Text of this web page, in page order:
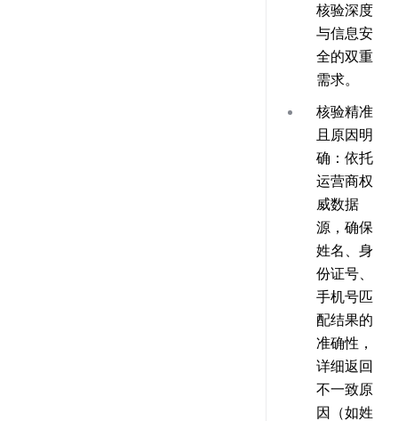
核验深度
与信息安
全的双重
需求。
核验精准
且原因明
确 ：依托
运营商权
威数据
源，确保
姓名、身
份证号、
手机号匹
配结果的
准确性，
详细返回
不一致原
因（如姓